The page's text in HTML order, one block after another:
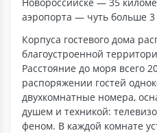
аэропорта — чуть больше 3
Корпуса гостевого дома
благоустроенной
Расстояние до моря всего
распоряжении гостей
двухкомнатные номера,
душем и техникой:
феном. В каждой комнате